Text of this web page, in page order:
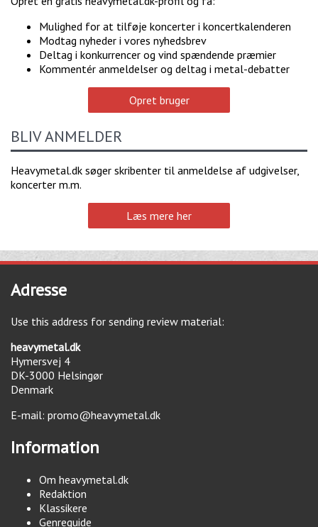
Mulighed for at tilføje koncerter i koncertkalenderen
Modtag nyheder i vores nyhedsbrev
Deltag i konkurrencer og vind spændende præmier
Kommentér anmeldelser og deltag i metal-debatter
Opret bruger
BLIV ANMELDER
Heavymetal.dk søger skribenter til anmeldelse af udgivelser,
koncerter m.m.
Læs mere her
Adresse
Use this address for sending review material:
heavymetal.dk
Hymersvej 4
DK-3000 Helsingør
Denmark
E-mail: promo@heavymetal.dk
Information
Om heavymetal.dk
Redaktion
Klassikere
Genreguide